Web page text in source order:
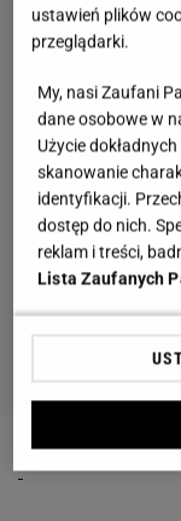
ustawień plików
przeglądarki.
My, nasi Zaufani
dane osobowe w
Użycie
skanowanie
identyfikacji.
dostęp do nich.
reklam i treści,
Lista Zaufanych